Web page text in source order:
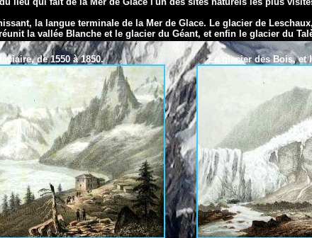
la langue terminale de la Mer de Glace. Le glacier de Leschaux
la vallée Blanche et le glacier du Géant, et enfin le glacier du
de 1550 à 1850.Le glacier des Bois, et